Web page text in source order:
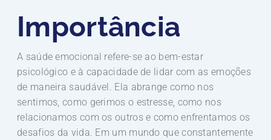
Importância
A saúde emocional refere-se ao bem-estar
psicológico e à capacidade de lidar com as emoções
de maneira saudável. Ela abrange como nos
sentimos, como gerimos o estresse, como nos
relacionamos com os outros e como enfrentamos os
desafios da vida. Em um mundo que constantemente